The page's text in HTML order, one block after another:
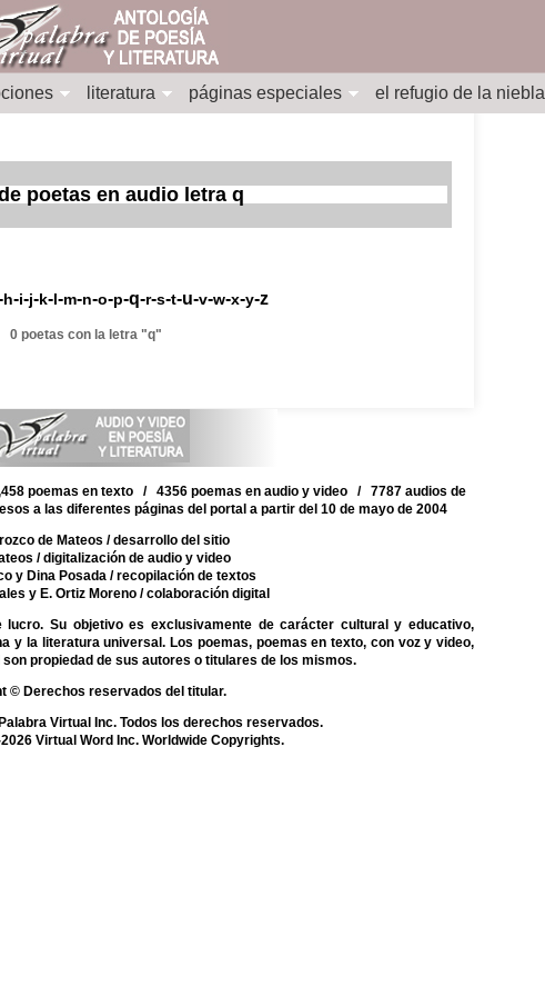
literatura páginas especiales el refugio de la niebla
poetas en audio letra q
h-i-j-k-l-m-n-o-p-q-r-s-t-u-v-w-x-y-z
0 poetas con la letra "q"
poemas en texto / 4356 poemas en audio y video / 7787 audios de
a las diferentes páginas del portal a partir del 10 de mayo de 2004
de Mateos / desarrollo del sitio
/ digitalización de audio y video
y Dina Posada / recopilación de textos
y E. Ortiz Moreno/ colaboración digital
lucro. Su objetivo es exclusivamente de carácter cultural y educativo,
y la literatura universal. Los poemas, poemas en texto, con voz y video,
propiedad de sus autores o titulares de los mismos.
© Derechos reservados del titular.
Virtual Inc. Todos los derechos reservados.
Virtual Word Inc. Worldwide Copyrights.